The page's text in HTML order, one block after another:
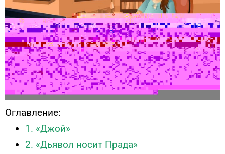
Оглавление:
1. «Джой»
2. «Дьявол носит Прада»